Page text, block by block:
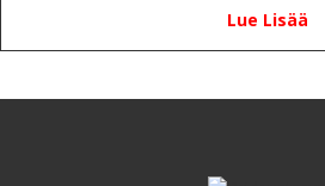
Lue Lisää